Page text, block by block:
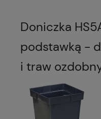
Doniczka
podstawką -
i traw